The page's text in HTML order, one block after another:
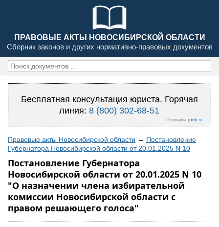
ПРАВОВЫЕ АКТЫ НОВОСИБИРСКОЙ ОБЛАСТИ
Сборник законов и других нормативно-правовых документов
Бесплатная консультация юриста. Горячая
линия:8 (800) 302-68-51
Реклама jurik.ru
Правовые акты Новосибирской области → Постановление
Губернатора Новосибирской области от 20.01.2025 N 10
Постановление Губернатора
Новосибирской области от 20.01.2025 N 10
"О назначении члена избирательной
комиссии Новосибирской области с
правом решающего голоса"